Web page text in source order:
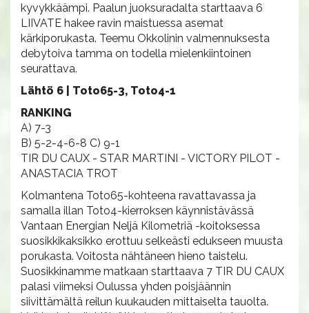
kyvykkäämpi. Paalun juoksuradalta starttaava 6
LIIVATE hakee ravin maistuessa asemat
kärkiporukasta. Teemu Okkolinin valmennuksesta
debytoiva tamma on todella mielenkiintoinen
seurattava.
Lähtö 6 | Toto65-3, Toto4-1
RANKING
A) 7-3
B) 5-2-4-6-8 C) 9-1
TIR DU CAUX - STAR MARTINI - VICTORY PILOT -
ANASTACIA TROT
Kolmantena Toto65-kohteena ravattavassa ja
samalla illan Toto4-kierroksen käynnistävässä
Vantaan Energian Neljä Kilometriä -koitoksessa
suosikkikaksikko erottuu selkeästi edukseen muusta
porukasta. Voitosta nähtäneen hieno taistelu.
Suosikkinamme matkaan starttaava 7 TIR DU CAUX
palasi viimeksi Oulussa yhden poisjäännin
siivittämältä reilun kuukauden mittaiselta tauolta.